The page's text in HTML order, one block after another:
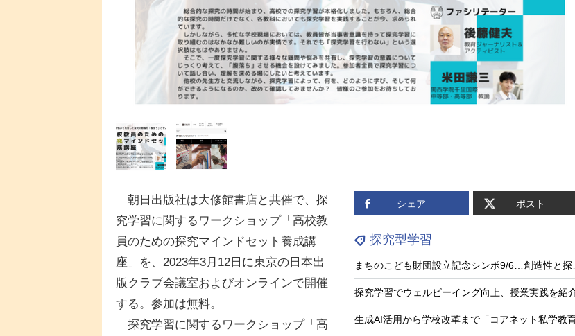
シェア ポスト
探究型学習
まちのこ
朝日出版社は大修館書店と共催で、探
究学習に関するワークショップ「高校教
員のための探究マインドセット養成講
座」を、2023年3月12日に東京の日本出
版クラブ会議室およびオンラインで開催
する。参加は無料。
探究学習に関するワークショップ「高